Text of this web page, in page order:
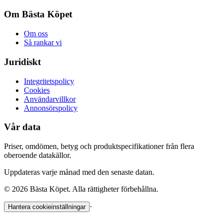
Om Bästa Köpet
Om oss
Så rankar vi
Juridiskt
Integritetspolicy
Cookies
Användarvillkor
Annonsörspolicy
Vår data
Priser, omdömen, betyg och produktspecifikationer från flera
oberoende datakällor.
Uppdateras varje månad med den senaste datan.
© 2026 Bästa Köpet. Alla rättigheter förbehållna.
Hantera cookieinställningar ·